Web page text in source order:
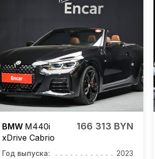
BMW M440i
xDrive Cabrio
166 313 BYN
Год выпуска:
2023